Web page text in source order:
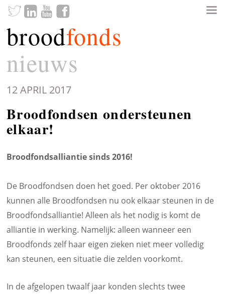
broodfonds
nieuws
12 APRIL 2017
Broodfondsen ondersteunen
elkaar!
Broodfondsalliantie sinds 2016!
De Broodfondsen doen het goed. Per oktober 2016
kunnen alle Broodfondsen nu ook elkaar steunen in de
Broodfondsalliantie! Alleen als het nodig is komt de
alliantie in werking. Namelijk: alleen wanneer een
Broodfonds zelf haar eigen zieken niet meer volledig
kan steunen, een situatie die zelden voorkomt.
In de afgelopen twaalf jaar konden slechts twee